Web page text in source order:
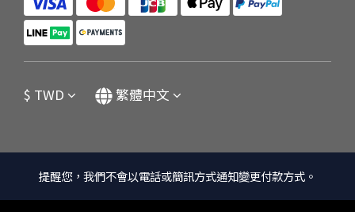
$ TWD 繁體中文
提醒您，我們不會以電話或簡訊方式通知變更付款方式。